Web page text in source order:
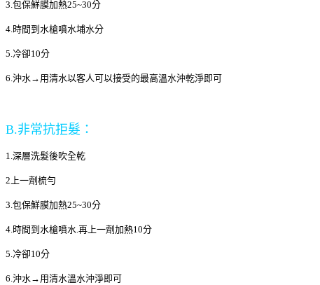
3.包保鮮膜加熱25~30分
4.時間到水槍噴水埔水分
5.冷卻10分
6.沖水→用清水以客人可以接受的最高溫水沖乾淨即可
B.非常抗拒髮：
1.深層洗髮後吹全乾
2上一劑梳勻
3.包保鮮膜加熱25~30分
4.時間到水槍噴水.再上一劑加熱10分
5.冷卻10分
6.沖水→用清水溫水沖淨即可